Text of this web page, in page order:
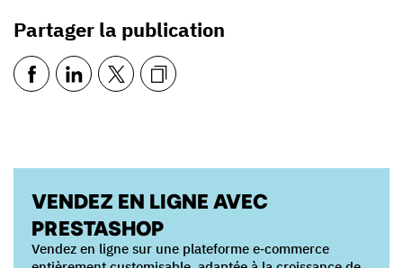
Partager la publication
VENDEZ EN LIGNE AVEC
PRESTASHOP
Vendez en ligne sur une plateforme e‑commerce